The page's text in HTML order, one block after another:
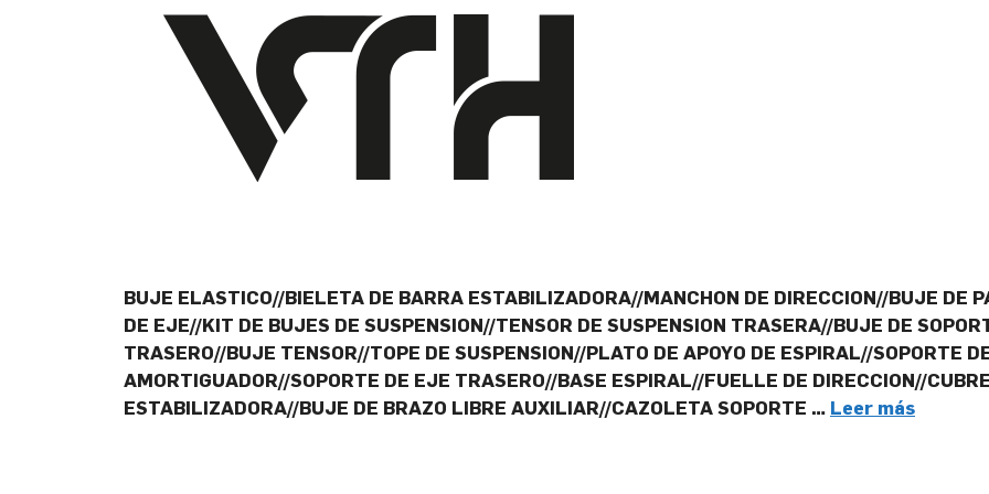
BUJE ELASTICO//BIELETA DE BARRA ESTABILIZADORA//MANCHON DE DIRECCION//BUJE DE
DE EJE//KIT DE BUJES DE SUSPENSION//TENSOR DE SUSPENSION TRASERA//BUJE DE
TRASERO//BUJE TENSOR//TOPE DE SUSPENSION//PLATO DE APOYO DE ESPIRAL//SOPORTE
AMORTIGUADOR//SOPORTE DE EJE TRASERO//BASE ESPIRAL//FUELLE DE DIRECCION//
ESTABILIZADORA//BUJE DE BRAZO LIBRE AUXILIAR//CAZOLETA SOPORTE … Leer más